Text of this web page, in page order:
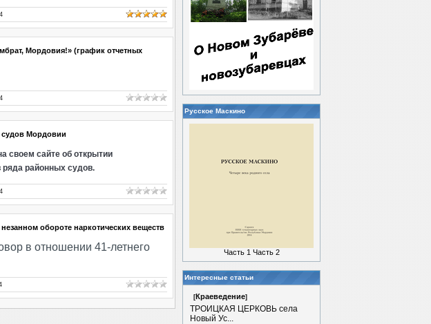
Мордовия!» (график отчетных
судов Мордовии
своем сайте об открытии
ряда районных судов.
обороте наркотических веществ
в отношении 41-летнего
Русское Маскино
Часть 1 Часть 2
Интересные статьи
[Краеведение]
ТРОИЦКАЯ ЦЕРКОВЬ села
Новый Ус...